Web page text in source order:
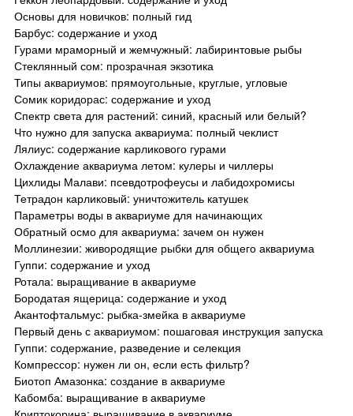
Основы для новичков: полный гид
Барбус: содержание и уход
Гурами мраморный и жемчужный: лабиринтовые рыбы
Стеклянный сом: прозрачная экзотика
Типы аквариумов: прямоугольные, круглые, угловые
Сомик коридорас: содержание и уход
Спектр света для растений: синий, красный или белый?
Что нужно для запуска аквариума: полный чеклист
Лялиус: содержание карликового гурами
Охлаждение аквариума летом: кулеры и чиллеры
Цихлиды Малави: псевдотрофеусы и лабидохромисы
Тетрадон карликовый: уничтожитель катушек
Параметры воды в аквариуме для начинающих
Обратный осмо для аквариума: зачем он нужен
Моллинезии: живородящие рыбки для общего аквариума
Гуппи: содержание и уход
Ротала: выращивание в аквариуме
Бородатая ящерица: содержание и уход
Акантофтальмус: рыбка-змейка в аквариуме
Первый день с аквариумом: пошаговая инструкция запуска
Гуппи: содержание, разведение и селекция
Компрессор: нужен ли он, если есть фильтр?
Биотоп Амазонка: создание в аквариуме
Кабомба: выращивание в аквариуме